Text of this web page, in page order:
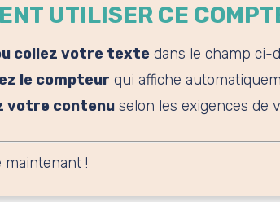
UTILISER CE
collez votre texte dans le champ ci-
le compteur qui affiche
votre contenu selon les exigences de
maintenant !